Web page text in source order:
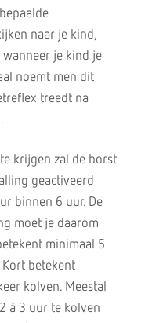
naar je kind,
je kind je
noemt men dit
treedt na
krijgen zal de borst
geactiveerd
binnen 6 uur. De
moet je daarom
minimaal 5
Kort betekent
kolven. Meestal
à 3 uur te kolven